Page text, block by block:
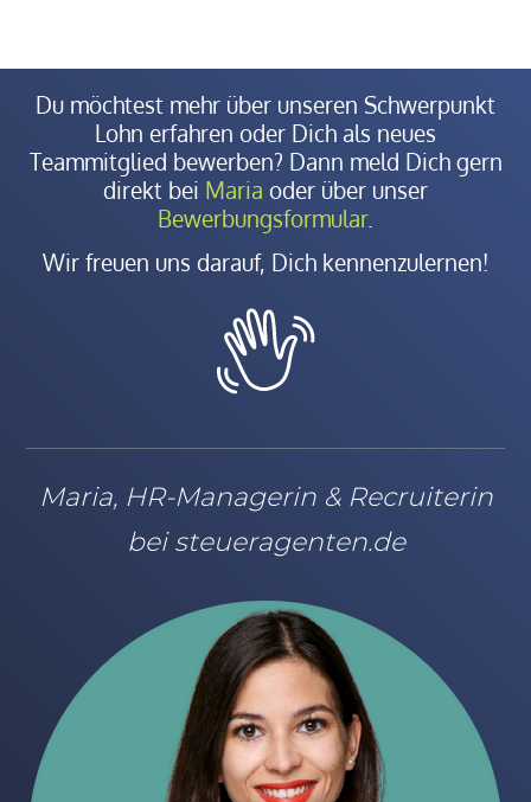
Du möchtest mehr über unseren Schwerpunkt
Lohn erfahren oder Dich als neues
Teammitglied bewerben? Dann meld Dich gern
direkt bei Maria oder über unser
Bewerbungsformular.
Wir freuen uns darauf, Dich kennenzulernen!
Maria, HR-Managerin & Recruiterin
bei steueragenten.de